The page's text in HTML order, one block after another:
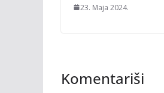
23. Maja 2024.
Komentariši